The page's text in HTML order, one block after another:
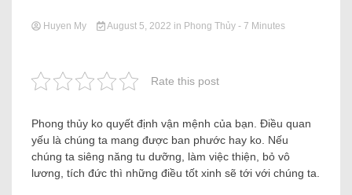
Huyen My August 5, 2022 in Phong Thủy - 7 Minutes
Rate this post
Phong thủy ko quyết định vận mệnh của bạn. Điều quan
yếu là chúng ta mang được ban phước hay ko. Nếu
chúng ta siêng năng tu dưỡng, làm việc thiện, bỏ vô
lương, tích đức thì những điều tốt xinh sẽ tới với chúng ta.